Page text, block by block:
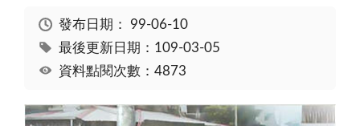
發布日期： 99-06-10
最後更新日期：109-03-05
資料點閱次數：4873